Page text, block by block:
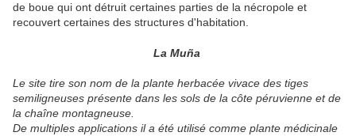
de boue qui ont détruit certaines parties de la nécropole et
recouvert certaines des structures d'habitation.
La Muña
Le site tire son nom de la plante herbacée vivace des tiges
semiligneuses présente dans les sols de la côte péruvienne et de
la chaîne montagneuse.
De multiples applications il a été utilisé comme plante médicinale